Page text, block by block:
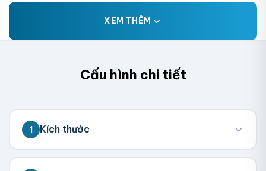
XEM THÊM
Cấu hình chi tiết
1 Kích thước